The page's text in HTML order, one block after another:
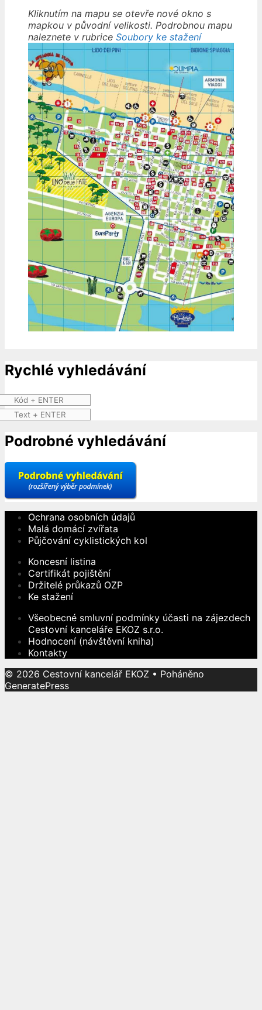
Kliknutím na mapu se otevře nové okno s
mapkou v původní velikosti. Podrobnou mapu
naleznete v rubrice Soubory ke stažení
Rychlé vyhledávání
Podrobné vyhledávání
Ochrana osobních údajů
Malá domácí zvířata
Půjčování cyklistických kol
Koncesní listina
Certifikát pojištění
Držitelé průkazů OZP
Ke stažení
Všeobecné smluvní podmínky účasti na zájezdech
Cestovní kanceláře EKOZ s.r.o.
Hodnocení (návštěvní kniha)
Kontakty
© 2026 Cestovní kancelář EKOZ • Poháněno
GeneratePress